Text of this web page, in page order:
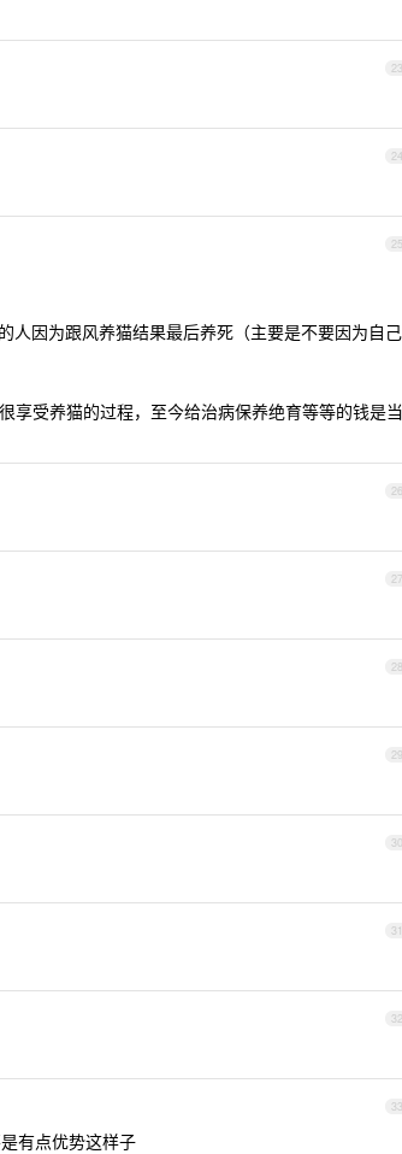
23
24
25
人因为跟风养猫结果最后养死（主要是不要因为自己
享受养猫的过程，至今给治病保养绝育等等的钱是当
26
27
28
29
30
31
32
33
有点优势这样子